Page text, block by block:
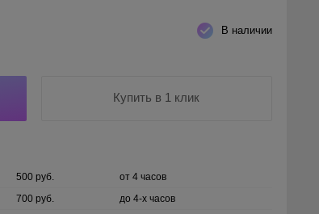
В наличии
Купить в 1 клик
500 руб.
от 4 часов
700 руб.
до 4-х часов